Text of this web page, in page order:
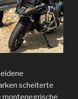
scheiterte
montenegrische